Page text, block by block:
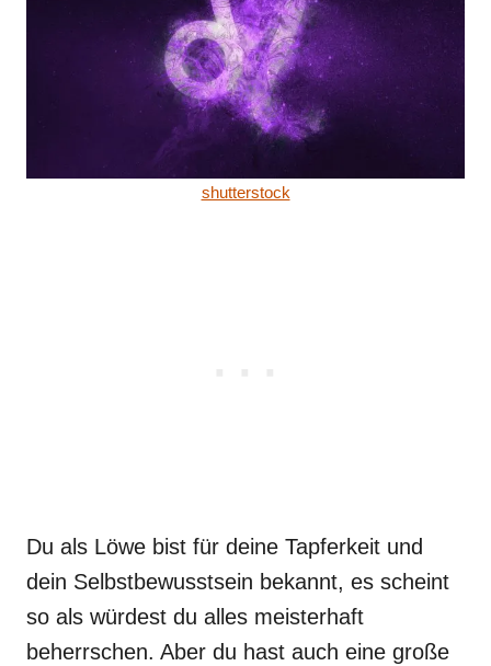
shutterstock
Du als Löwe bist für deine Tapferkeit und
dein Selbstbewusstsein bekannt, es scheint
so als würdest du alles meisterhaft
beherrschen. Aber du hast auch eine große